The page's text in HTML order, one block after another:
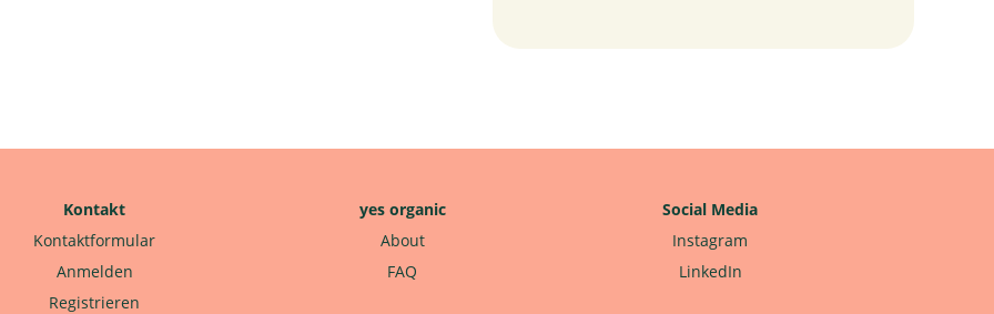
Kontakt
Kontaktformular
Anmelden
Registrieren
yes organic
About
FAQ
Social Media
Instagram
LinkedIn